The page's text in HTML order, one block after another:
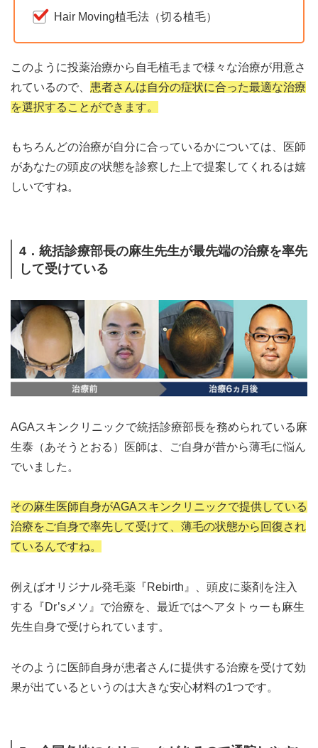
Hair Moving植毛法（切る植毛）
このように投薬治療から自毛植毛まで様々な治療が用意さ
れているので、 患者さんは自分の症状に合った最適な治療
を選択することができます。
もちろんどの治療が自分に合っているかについては、医師
があなたの頭皮の状態を診察した上で提案してくれるは嬉
しいですね。
4．統括診療部長の麻生先生が最先端の治療を率先
して受けている
AGAスキンクリニックで統括診療部長を務められている麻
生泰（あそうとおる）医師は、ご自身が昔から薄毛に悩ん
でいました。
その麻生医師自身がAGAスキンクリニックで提供している
治療をご自身で率先して受けて、薄毛の状態から回復され
ているんですね。
例えばオリジナル発毛薬『Rebirth』、頭皮に薬剤を注入
する『Dr’sメソ』で治療を、最近ではヘアタトゥーも麻生
先生自身で受けられています。
そのように医師自身が患者さんに提供する治療を受けて効
果が出ているというのは大きな安心材料の1つです。